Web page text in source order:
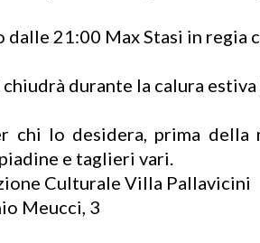
dalle 21:00 Max Stasi in
durante la calura
chi lo desidera, prima
e taglieri vari.
Culturale Villa Pallavicini
Meucci, 3